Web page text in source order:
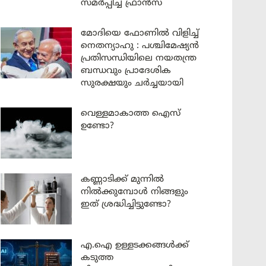
സമർപ്പിച്ച് ഫ്രാൻസ്
മോദിയെ ഫോണിൽ വിളിച്ച്
നെതന്യാഹു : പശ്ചിമേഷ്യൻ
പ്രതിസന്ധിയിലെ നയതന്ത്ര
ബന്ധവും പ്രാദേശിക
സുരക്ഷയും ചർച്ചയായി
വെള്ളമാകാത്ത ഐസ്
ഉണ്ടോ?
കണ്ണാടിക്ക് മുന്നിൽ
നിൽക്കുമ്പോൾ നിങ്ങളും
ഇത് ശ്രദ്ധിച്ചിട്ടുണ്ടോ?
എ.ഐ ഉള്ളടക്കങ്ങൾക്ക്
കടുത്ത